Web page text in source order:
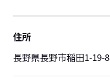
住所
長野県長野市稲田1-19-8